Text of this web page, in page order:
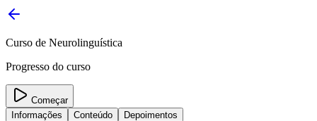
Curso de Neurolinguística
Progresso do curso
Começar
Informações
Conteúdo Depoimentos